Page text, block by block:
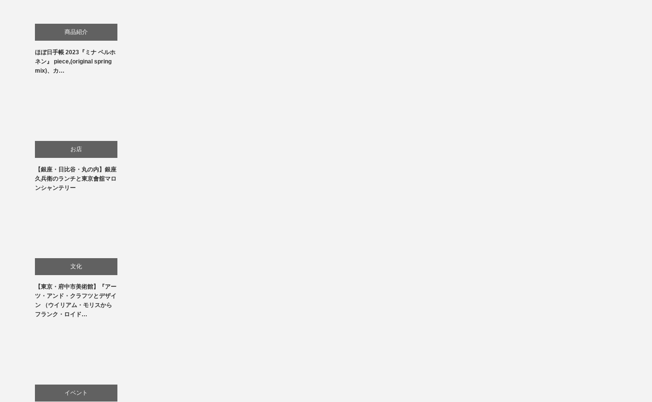
商品紹介
生活
ほぼ日手帳 2023『ミナ ペルホ
ネン』 piece,(original spring
mix)、カ…
お店
食べ物
【銀座・日比谷・丸の内】銀座
久兵衛のランチと東京會舘マロ
ンシャンテリー
文化
美術展・美術館・博物館巡り
【東京・府中市美術館】『アー
ツ・アンド・クラフツとデザイ
ン （ウイリアム・モリスから
フランク・ロイド…
イベント